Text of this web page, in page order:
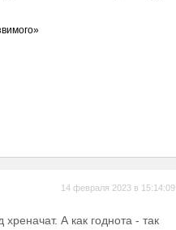
14 февраля 2023 в 15:14:09
А как годнота - так